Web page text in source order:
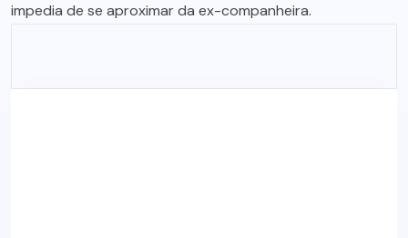
impedia de se aproximar da ex-companheira.